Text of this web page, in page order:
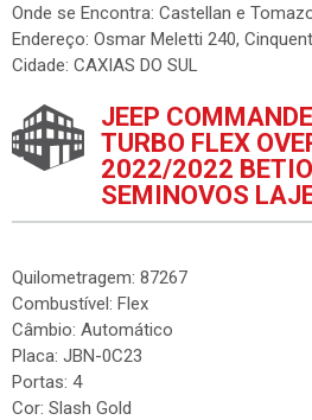
Onde se Encontra: Castellan e
Endereço: Osmar Meletti 240,
Cidade: CAXIAS DO SUL
JEEP
TURBO FLEX
2022/2022
SEMINOVOS
Quilometragem: 87267
Combustível: Flex
Câmbio: Automático
Placa: JBN-0C23
Portas: 4
Cor: Slash Gold